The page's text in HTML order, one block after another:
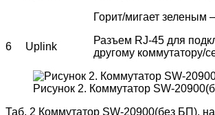
Горит/мигает зеленым
6 Uplink
Разъем RJ-45 для
другому коммутатору/
Рисунок 2. Коммутатор SW-
Таб. 2 Коммутатор SW-20900(без БП),